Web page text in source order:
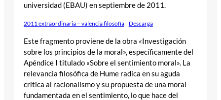
universidad (EBAU) en septiembre de 2011.
2011 extraordinaria – valencia filosofía Descarga
Este fragmento proviene de la obra «Investigación
sobre los principios de la moral», específicamente del
Apéndice I titulado «Sobre el sentimiento moral». La
relevancia filosófica de Hume radica en su aguda
crítica al racionalismo y su propuesta de una moral
fundamentada en el sentimiento, lo que hace del